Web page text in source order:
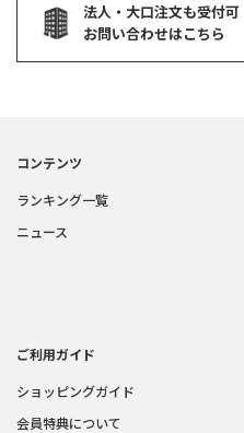
法人・大口注文も受付可
お問い合わせはこちら
コンテンツ
ランキング一覧
ニュース
ご利用ガイド
ショッピングガイド
会員特典について